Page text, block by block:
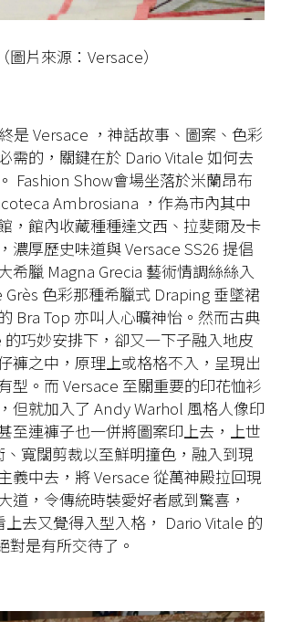
（圖片來源：Versace）
是 Versace ，神話故事、圖案、色彩
需的，關鍵在於 Dario Vitale 如何去
Fashion Show會場坐落於米蘭昂布
Ambrosiana ，作為市內其中
，館內收藏種種達文西、拉斐爾及卡
濃厚歷史味道與 Versace SS26 提倡
希臘 Magna Grecia 藝術情調絲絲入
色彩那種希臘式 Draping 垂墜裙
Bra Top 亦叫人心曠神怡。然而古典
的巧妙安排下，卻又一下子融入地皮
褲之中，原理上或格格不入，呈現出
型。而 Versace 至關重要的印花恤衫
但就加入了 Andy Warhol 風格人像印
至連褲子也一併將圖案印上去，上世
、寬闊剪裁以至鮮明撞色，融入到現
義中去，將 Versace 從萬神殿拉回現
道，令傳統時裝愛好者感到驚喜，
上去又覺得入型入格， Dario Vitale 的
對是有所交待了。